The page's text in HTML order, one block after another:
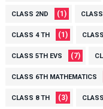
CLASS 2ND (1)
CLASS 4 TH (1)
CLASS 5TH EVS (7)
CLASS 6TH MATHEMATICS
CLASS 8 TH (3)